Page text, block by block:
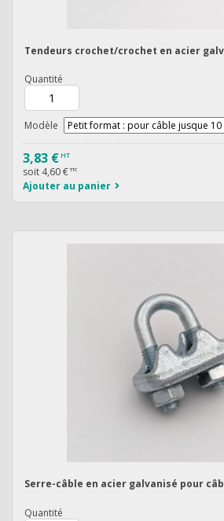
Tendeurs crochet/crochet en acier
Quantité
Modèle
3,83 € HT
soit 4,60 € TTC
Ajouter au panier
Serre-câble en acier galvanisé pour
Quantité